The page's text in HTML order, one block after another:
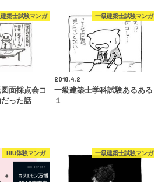
築士試験マンガ
面採点会コ
だった話
一級建築士試験マンガ
2018.4.2
一級建築士学科試験あるある
１
HIU体験マンガ 一級建築士試験マンガ